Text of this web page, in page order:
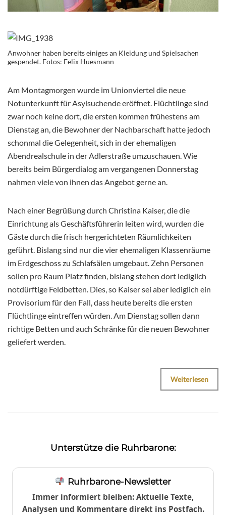
Anwohner haben bereits einiges an Kleidung und Spielsachen
gespendet. Fotos: Felix Huesmann
Am Montagmorgen wurde im Unionviertel die neue
Notunterkunft für Asylsuchende eröffnet. Flüchtlinge sind
zwar noch keine dort, die ersten kommen frühestens am
Dienstag an, die Bewohner der Nachbarschaft hatte jedoch
schonmal die Gelegenheit, sich in der ehemaligen
Abendrealschule in der Adlerstraße umzuschauen. Wie
bereits beim Bürgerdialog am vergangenen Donnerstag
nahmen viele von ihnen das Angebot gerne an.
Nach einer Begrüßung durch Christina Kaiser, die die
Einrichtung als Geschäftsführerin leiten wird, wurden die
Gäste durch die frisch hergerichteten Räumlichkeiten
geführt. Bislang sind nur die vier ehemaligen Klassenräume
im Erdgeschoss zu Schlafsälen umgebaut. Zehn Personen
sollen pro Raum Platz finden, bislang stehen dort lediglich
notdürftige Feldbetten. Dies, so Kaiser sei aber lediglich ein
Provisorium für den Fall, dass heute bereits die ersten
Flüchtlinge eintreffen würden. Am Dienstag sollen dann
richtige Betten und auch Schränke für die neuen Bewohner
geliefert werden.
Weiterlesen
Unterstütze die Ruhrbarone:
Ruhrbarone-Newsletter
Immer informiert bleiben: Aktuelle Texte,
Analysen und Kommentare direkt ins Postfach.